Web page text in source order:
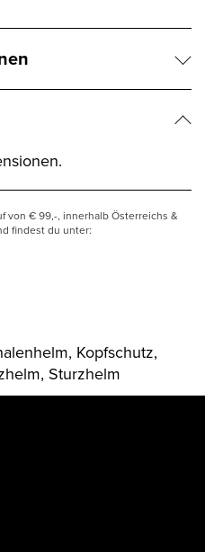
von € 99,-, innerhalb Österreichs &
findest du unter:
Kopfschutz,
Sturzhelm